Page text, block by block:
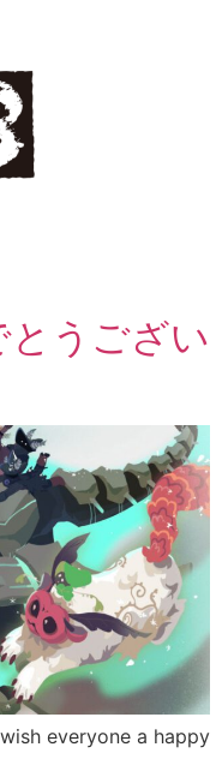
うござい
everyone a happy